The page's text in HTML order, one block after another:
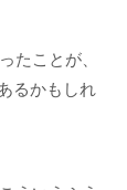
たことが、
るかもしれ